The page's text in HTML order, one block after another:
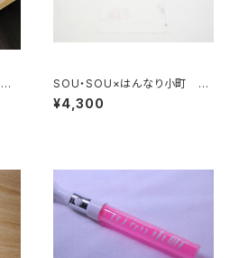
SOU・SOU×はんなり小町 コ
ラボTシャツ
¥4,300